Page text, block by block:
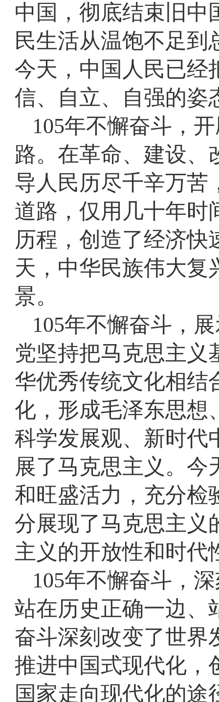
中国，彻底结束旧中
民生活从温饱不足
今天，中国人民已经
信、自立、自强的姿
105年不懈奋斗，
路。在革命、建设、
导人民历尽千辛万苦
道路，仅用几十年时
历程，创造了经济快
天，中华民族伟大复
景。
105年不懈奋斗，
党坚持把马克思主义
华优秀传统文化相结
化，形成毛泽东思想
科学发展观、新时代
展了马克思主义。今
和旺盛活力，充分检
分展现了马克思主义
主义的开放性和时代
105年不懈奋斗，
站在历史正确一边、
奋斗深刻改变了世界
推进中国式现代化，
国家走向现代化的